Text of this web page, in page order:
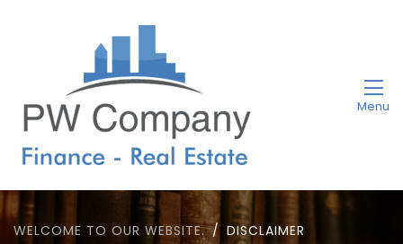
Menu
WELCOME TO OUR WEBSITE. DISCLAIMER